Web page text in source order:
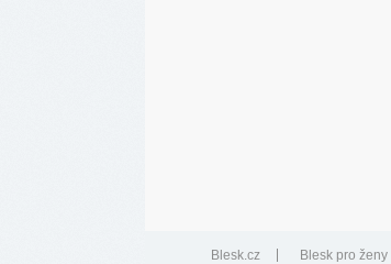
Blesk.cz Blesk pro ženy